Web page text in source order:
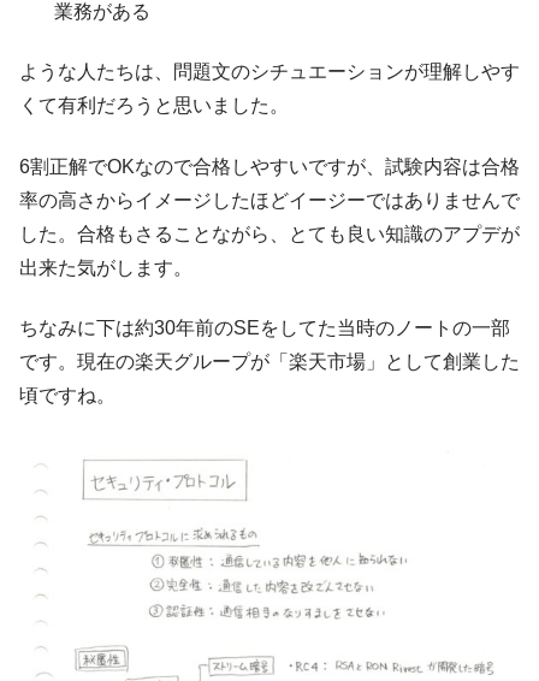
業務がある
ような人たちは、問題文のシチュエーションが理解しやす
くて有利だろうと思いました。
6割正解でOKなので合格しやすいですが、試験内容は合格
率の高さからイメージしたほどイージーではありませんで
した。合格もさることながら、とても良い知識のアプデが
出来た気がします。
ちなみに下は約30年前のSEをしてた当時のノートの一部
です。現在の楽天グループが「楽天市場」として創業した
頃ですね。